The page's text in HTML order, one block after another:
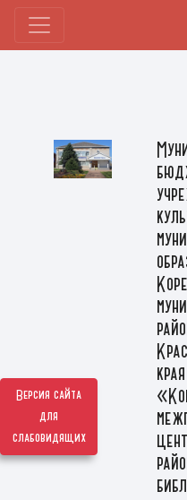
Версия сайта
для
слабовидящих
края